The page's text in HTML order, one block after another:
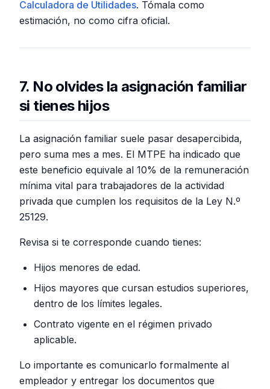
Calculadora de Utilidades. Tómala como
estimación, no como cifra oficial.
7. No olvides la asignación familiar
si tienes hijos
La asignación familiar suele pasar desapercibida,
pero suma mes a mes. El MTPE ha indicado que
este beneficio equivale al 10% de la remuneración
mínima vital para trabajadores de la actividad
privada que cumplen los requisitos de la Ley N.º
25129.
Revisa si te corresponde cuando tienes:
Hijos menores de edad.
Hijos mayores que cursan estudios superiores,
dentro de los límites legales.
Contrato vigente en el régimen privado
aplicable.
Lo importante es comunicarlo formalmente al
empleador y entregar los documentos que